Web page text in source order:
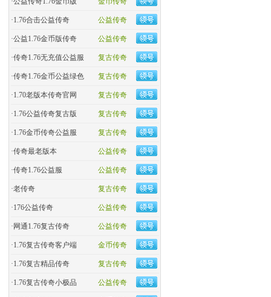
公益传奇
·1.76合击公益传奇
公益传奇
·公益1.76金币版传奇
复古传奇
·传奇1.76无充值公益服
复古传奇
·传奇1.76金币公益绿色
复古传奇
·1.70老版本传奇官网
复古传奇
·1.76公益传奇复古版
复古传奇
·​1.76金币传奇公益服
公益传奇
·​传奇最老版本
公益传奇
·传奇1.76公益服
复古传奇
·老传奇
公益传奇
·176公益传奇
公益传奇
· 网通1.76复古传奇
金币传奇
·1.76复古传奇客户端
复古传奇
·1.76复古精品传奇
公益传奇
·1.76复古传奇小极品